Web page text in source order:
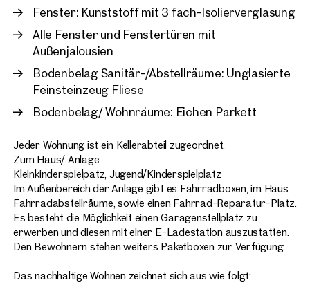
Fenster: Kunststoff mit 3 fach-Isolierverglasung
Alle Fenster und Fenstertüren mit
Außenjalousien
Bodenbelag Sanitär-/Abstellräume: Unglasierte
Feinsteinzeug Fliese
Bodenbelag/ Wohnräume: Eichen Parkett
Jeder Wohnung ist ein Kellerabteil zugeordnet.
Zum Haus/ Anlage:
Kleinkinderspielpatz, Jugend/Kinderspielplatz
Im Außenbereich der Anlage gibt es Fahrradboxen, im Haus
Fahrradabstellräume, sowie einen Fahrrad-Reparatur-Platz.
Es besteht die Möglichkeit einen Garagenstellplatz zu
erwerben und diesen mit einer E-Ladestation auszustatten.
Den Bewohnern stehen weiters Paketboxen zur Verfügung.
Das nachhaltige Wohnen zeichnet sich aus wie folgt: